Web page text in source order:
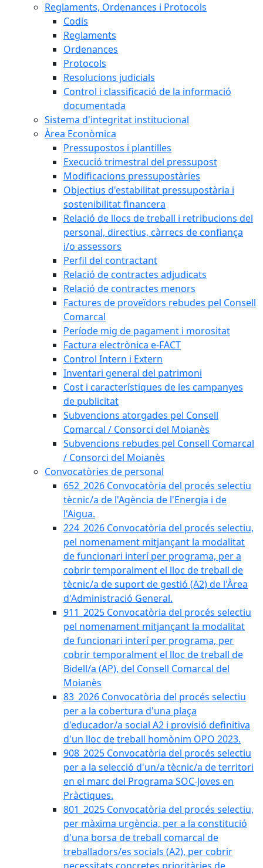
Reglaments, Ordenances i Protocols
Codis
Reglaments
Ordenances
Protocols
Resolucions judicials
Control i classificació de la informació
documentada
Sistema d'integritat institucional
Àrea Econòmica
Pressupostos i plantilles
Execució trimestral del pressupost
Modificacions pressupostàries
Objectius d'estabilitat pressupostària i
sostenibilitat financera
Relació de llocs de treball i retribucions del
personal, directius, càrrecs de confiança
i/o assessors
Perfil del contractant
Relació de contractes adjudicats
Relació de contractes menors
Factures de proveïdors rebudes pel Consell
Comarcal
Període mig de pagament i morositat
Factura electrònica e-FACT
Control Intern i Extern
Inventari general del patrimoni
Cost i característiques de les campanyes
de publicitat
Subvencions atorgades pel Consell
Comarcal / Consorci del Moianès
Subvencions rebudes pel Consell Comarcal
/ Consorci del Moianès
Convocatòries de personal
652_2026 Convocatòria del procés selectiu
tècnic/a de l'Agència de l'Energia i de
l'Aigua.
224_2026 Convocatòria del procés selectiu,
pel nomenament mitjançant la modalitat
de funcionari interí per programa, per a
cobrir temporalment el lloc de treball de
tècnic/a de suport de gestió (A2) de l'Àrea
d'Administració General.
911_2025 Convocatòria del procés selectiu
pel nomenament mitjançant la modalitat
de funcionari interí per programa, per
cobrir temporalment el lloc de treball de
Bidell/a (AP), del Consell Comarcal del
Moianès
83_2026 Convocatòria del procés selectiu
per a la cobertura d'una plaça
d'educador/a social A2 i provisió definitiva
d'un lloc de treball homònim OPO 2023.
908_2025 Convocatòria del procés selectiu
per a la selecció d'un/a tècnic/a de territori
en el marc del Programa SOC-Joves en
Pràctiques.
801_2025 Convocatòria del procés selectiu,
per màxima urgència, per a la constitució
d'una borsa de treball comarcal de
treballadors/es socials (A2), per cobrir